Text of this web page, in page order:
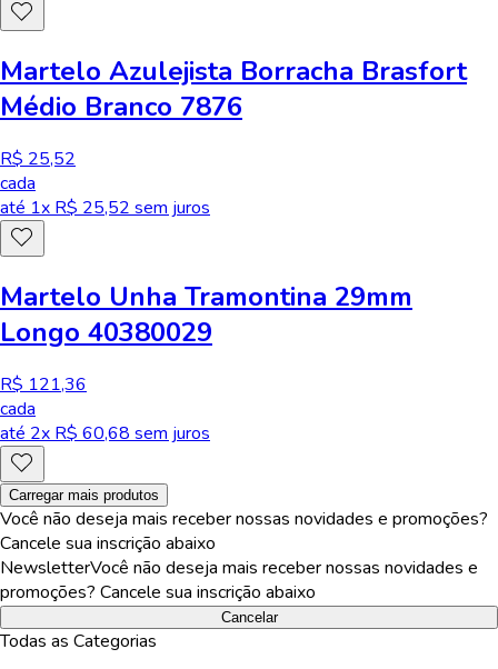
Martelo Azulejista Borracha Brasfort
Médio Branco 7876
R$ 25,52
cada
até 1x R$ 25,52 sem juros
Martelo Unha Tramontina 29mm
Longo 40380029
R$ 121,36
cada
até 2x R$ 60,68 sem juros
Carregar mais produtos
Você não deseja mais receber nossas novidades e promoções?
Cancele sua inscrição abaixo
NewsletterVocê não deseja mais receber nossas novidades e
promoções? Cancele sua inscrição abaixo
Cancelar
Todas as Categorias